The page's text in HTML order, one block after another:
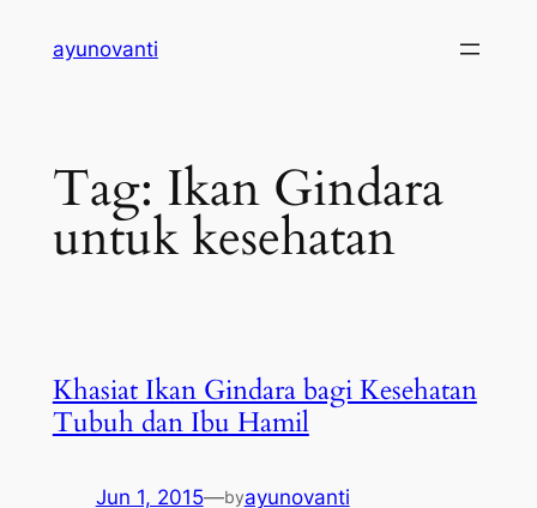
ayunovanti
Tag: Ikan Gindara
untuk kesehatan
Khasiat Ikan Gindara bagi Kesehatan
Tubuh dan Ibu Hamil
Jun 1, 2015—byayunovanti